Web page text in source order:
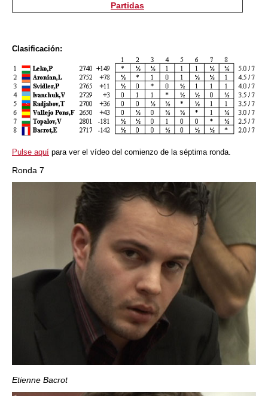
Partidas
Clasificación:
Pulse aquí para ver el vídeo del comienzo de la séptima ronda.
Ronda 7
Etienne Bacrot